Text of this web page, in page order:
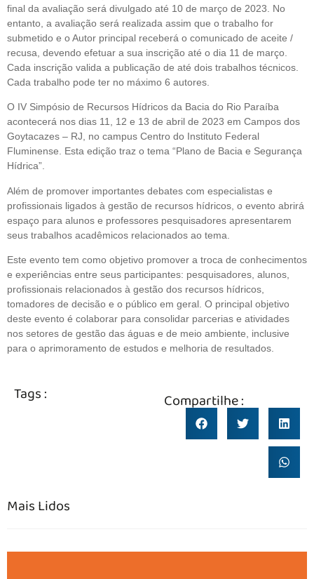
final da avaliação será divulgado até 10 de março de 2023. No
entanto, a avaliação será realizada assim que o trabalho for
submetido e o Autor principal receberá o comunicado de aceite /
recusa, devendo efetuar a sua inscrição até o dia 11 de março.
Cada inscrição valida a publicação de até dois trabalhos técnicos.
Cada trabalho pode ter no máximo 6 autores.
O IV Simpósio de Recursos Hídricos da Bacia do Rio Paraíba
acontecerá nos dias 11, 12 e 13 de abril de 2023 em Campos dos
Goytacazes – RJ, no campus Centro do Instituto Federal
Fluminense. Esta edição traz o tema “Plano de Bacia e Segurança
Hídrica”.
Além de promover importantes debates com especialistas e
profissionais ligados à gestão de recursos hídricos, o evento abrirá
espaço para alunos e professores pesquisadores apresentarem
seus trabalhos acadêmicos relacionados ao tema.
Este evento tem como objetivo promover a troca de conhecimentos
e experiências entre seus participantes: pesquisadores, alunos,
profissionais relacionados à gestão dos recursos hídricos,
tomadores de decisão e o público em geral. O principal objetivo
deste evento é colaborar para consolidar parcerias e atividades
nos setores de gestão das águas e de meio ambiente, inclusive
para o aprimoramento de estudos e melhoria de resultados.
Tags : Compartilhe :
Mais Lidos